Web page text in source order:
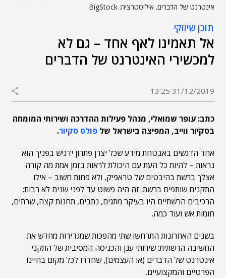
אינטרנט של הדברים. אילוסטרציה: BigStock
תוכן שיווקי
אל תאמינו לאף אחד – גם לא
למכשירי האינטרנט של הדברים
31/12/2019 13:25
כתב: עופר שמואלי, מנהל פעילות ההדרכה ושירותי המומחה
בסקיור ווייב, המפיצה בישראל של פולס סקיור.
אחד הדגשים באבטחת מידע שכל יצרן פתרון ידגיש בפניך הוא
נראות – להיות כל העת עם היכולת לראות בזמן אמת מה קורה
אצלך ברשת בהיבטים של טראפיק, ולא פחות חשוב – אילו
התקנים שותפים ברשת. זה היה פשוט עד לפני שנים לא רבות:
הרכיבים הרשתיים היו בעיקר מתגים, נתבים, תחנות קצה, שרתים,
חומות אש ועוד כמה.
בשנים האחרונות התרחשו שתי מהפכות שמגדירות מחדש את
החשיבה הרשתית: שירותי ענן והכניסה המסיבית של התקני
אינטרנט של הדברים (או העצמים), שחדרו לכל מקום בחיינו
הפרטיים והמקצועיים.